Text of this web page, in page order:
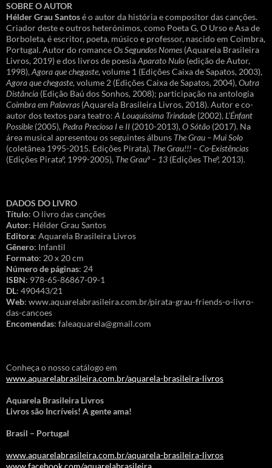
SOBRE O AUTOR
Hélder Grau Santosé o autor da história e compositor das canções.
Criador deste e outros heterónimos, como Poeta G, O Urso e Asa de
Borboleta, é escritor, poeta, músico e professor, nascido em Coimbra,
Portugal. Autor do romanceOs Segundos Nomes (Aquarela Brasileira
Livros, 2019) e dos livros de poesiaAparato Nulo (edição de Autor,
1998),Agora que chegaste, volume 1 (Edições Caixa de Sapatos, 2003),
Agora que chegaste, volume 2 (Edições Caixa de Sapatos, 2004),Outra
Distância (Edição Baú dos Sonhos, 2008); participação na antologia
Coimbra em Palavras (Aquarela Brasileira Livros, 2018). Autor e co-
autor dos textos para teatro: A Louquíssima Trindade (2002),L’Énfant
Possible (2005), Pedra Preciosa Ie II (2010-2013),O Sótão (2017). Na
área musical apresentou os seguintes álbuns The Grau – Mui Solo
(coletânea 1995-2015. Edições Pirata), The Grau!!! – Co-Existências
(Edições Pirataº, 1999-2005), The Grauº – 13 (Edições Theº, 2013).
DADOS DO LIVRO
Título: O livro das canções
Autor: Hélder Grau Santos
Editora: Aquarela Brasileira Livros
Gênero: Infantil
Formato: 20 x 20 cm
Número de páginas: 24
ISBN: 978-65-86867-09-1
DL: 490443/21
Web: www.aquarelabrasileira.com.br/pirata-grau-friends-o-livro-
das-cancoes
Encomendas: faleaquarela@gmail.com
Conheça o nosso catálogo em
www.aquarelabrasileira.com.br/aquarela-brasileira-livros
Aquarela Brasileira Livros
Livros são Incríveis! A gente ama!
Brasil – Portugal
www.aquarelabrasileira.com.br/aquarela-brasileira-livros